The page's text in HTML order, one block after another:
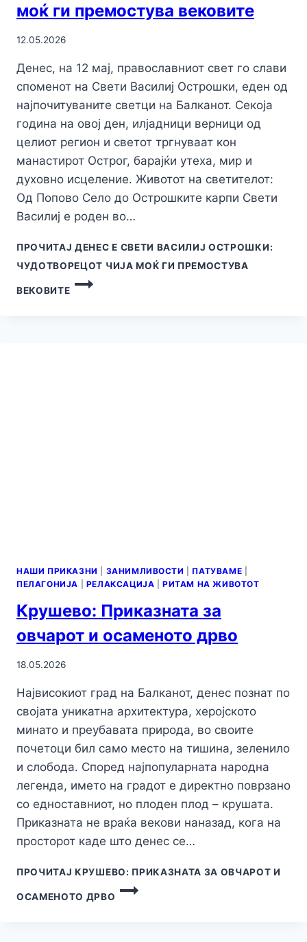
моќ ги премостува вековите
12.05.2026
Денес, на 12 мај, православниот свет го слави
споменот на Свети Василиј Острошки, еден од
најпочитуваните светци на Балканот. Секоја
година на овој ден, илјадници верници од
целиот регион и светот тргнуваат кон
манастирот Острог, барајќи утеха, мир и
духовно исцеление. Животот на светителот:
Од Попово Село до Острошките карпи Свети
Василиј е роден во…
ПРОЧИТАЈ ДЕНЕС Е СВЕТИ ВАСИЛИЈ ОСТРОШКИ:
ЧУДОТВОРЕЦОТ ЧИЈА МОЌ ГИ ПРЕМОСТУВА
ВЕКОВИТЕ
НАШИ ПРИКАЗНИ ЗАНИМЛИВОСТИ ПАТУВАМЕ
ПЕЛАГОНИЈА
РЕЛАКСАЦИЈА |РИТАМ НА ЖИВОТОТ
Крушево: Приказната за
овчарот и осаменото дрво
18.05.2026
Највисокиот град на Балканот, денес познат по
својата уникатна архитектура, херојското
минато и преубавата природа, во своите
почетоци бил само место на тишина, зеленило
и слобода. Според најпопуларната народна
легенда, името на градот е директно поврзано
со едноставниот, но плоден плод – крушата.
Приказната не враќа векови наназад, кога на
просторот каде што денес се…
ПРОЧИТАЈ КРУШЕВО: ПРИКАЗНАТА ЗА ОВЧАРОТ И
ОСАМЕНОТО ДРВО